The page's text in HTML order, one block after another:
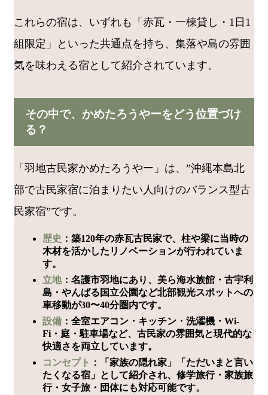
これらの宿は、いずれも「赤瓦・一棟貸し・1日1
組限定」といった共通点を持ち、集落や島の雰囲
気を味わえる宿として紹介されています。
その中で、かめたろうやーをどう位置づけ
る？
「羽地古民家かめたろうやー」は、”沖縄本島北
部で古民家宿に泊まりたい人向けのバランス型古
民家宿”です。
歴史 ：築120年の赤瓦古民家で、柱や梁に当時の
木材を活かしたリノベーションが行われていま
す。
立地：名護市羽地にあり、美ら海水族館・古宇利
島・やんばる国立公園など北部観光スポットへの
車移動が30〜40分圏内です。
設備 ：全室エアコン・キッチン・洗濯機・Wi-
Fi・庭・駐車場など、古民家の雰囲気と現代的な
快適さを両立しています。
コンセプト ：「家族の隠れ家」「ただいまと言い
たくなる宿」として紹介され、修学旅行・家族旅
行・女子旅・団体にも対応可能です。